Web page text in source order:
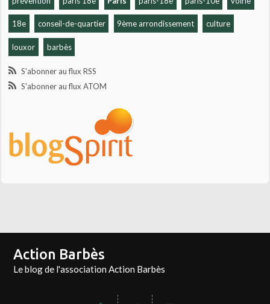
18e conseil-de-quartier 9ème arrondissement culture
louxor barbès
S'abonner au flux RSS
S'abonner au flux ATOM
Action Barbès
Le blog de l'association Action Barbès